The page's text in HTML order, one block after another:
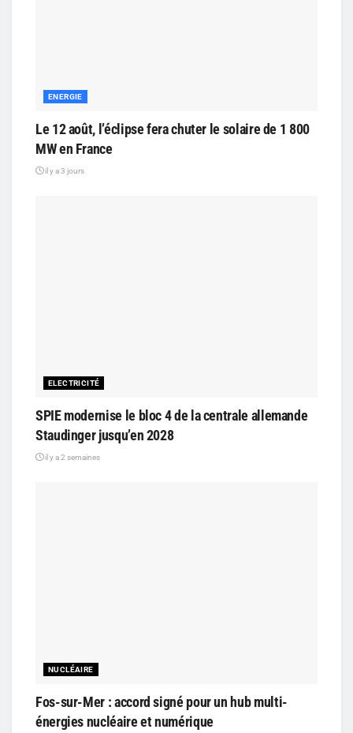
ENERGIE
Le 12 août, l’éclipse fera chuter le solaire de 1 800
MW en France
il y a 3 jours
ELECTRICITÉ
SPIE modernise le bloc 4 de la centrale allemande
Staudinger jusqu’en 2028
il y a 2 semaines
NUCLÉAIRE
Fos-sur-Mer : accord signé pour un hub multi-
énergies nucléaire et numérique